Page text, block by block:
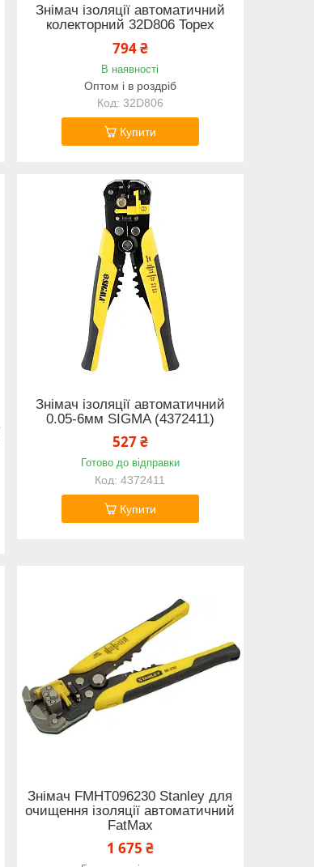
Знімач ізоляції автоматичний
колекторний 32D806 Topex
794 ₴
В наявності
Оптом і в роздріб
32D806
Купити
Знімач ізоляції автоматичний
0.05-6мм SIGMA (4372411)
527 ₴
Готово до відправки
4372411
Купити
Знімач FMHT096230 Stanley для
очищення ізоляції автоматичний
FatMax
1 675 ₴